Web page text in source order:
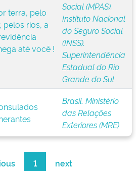
terra, pelo
pelos rios, a
até você !
Social (MPAS).
Instituto Nacional
do Seguro Social
(INSS).
Superintendência
Estadual do Rio
Grande do Sul
Brasil. Ministério
das Relações
Exteriores (MRE)
1 next